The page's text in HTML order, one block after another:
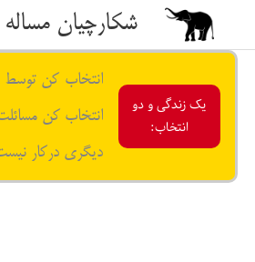
محتوا
شکارچیان مساله
یک زندگی و دو
انتخاب:
انتخاب کن
انتخاب کن
دیگری درکار